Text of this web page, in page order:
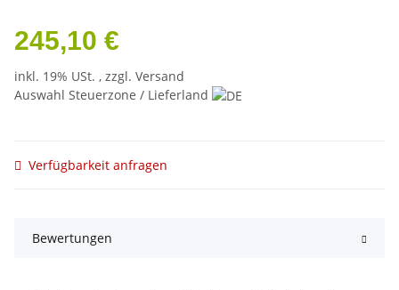
245,10 €
inkl. 19% USt. , zzgl. Versand
Auswahl Steuerzone / Lieferland
Verfügbarkeit anfragen
Bewertungen